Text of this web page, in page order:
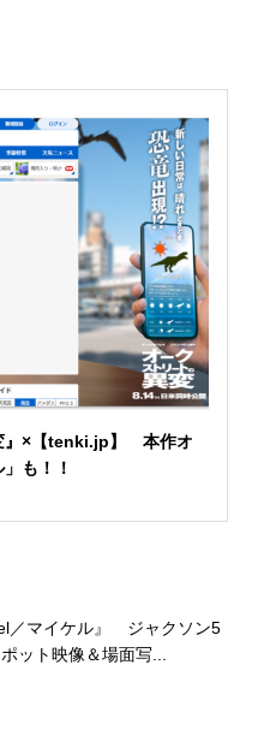
』×【tenki.jp】 本作オ
も！！
／マイケル』 ジャクソン5
ット映像＆場面写...